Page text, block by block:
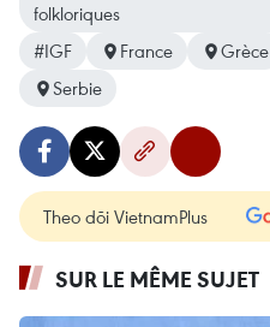
folkloriques
#IGF
France Grèce
Serbie
Theo dõi VietnamPlus
SUR LE MÊME SUJET